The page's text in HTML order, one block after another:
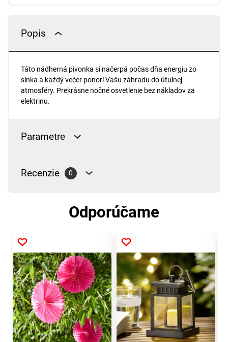
Popis
Táto nádherná pivonka si načerpá počas dňa energiu zo
slnka a každý večer ponorí Vašu záhradu do útulnej
atmosféry. Prekrásne nočné osvetlenie bez nákladov za
elektrinu.
Parametre
Recenzie 0
Odporúčame